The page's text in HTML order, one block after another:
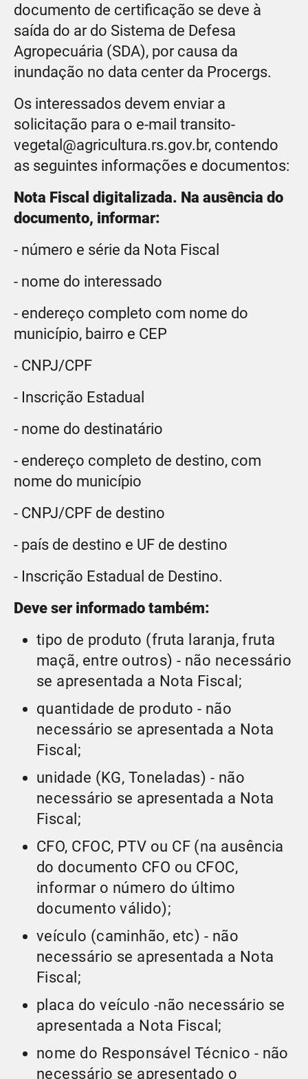
documento de certificação se deve à
saída do ar do Sistema de Defesa
Agropecuária (SDA), por causa da
inundação no data center da Procergs.
Os interessados devem enviar a
solicitação para o e-mail transito-
vegetal@agricultura.rs.gov.br, contendo
as seguintes informações e documentos:
Nota Fiscal digitalizada. Na ausência do
documento, informar:
- número e série da Nota Fiscal
- nome do interessado
- endereço completo com nome do
município, bairro e CEP
- CNPJ/CPF
- Inscrição Estadual
- nome do destinatário
- endereço completo de destino, com
nome do município
- CNPJ/CPF de destino
- país de destino e UF de destino
- Inscrição Estadual de Destino.
Deve ser informado também:
tipo de produto (fruta laranja, fruta
maçã, entre outros) - não necessário
se apresentada a Nota Fiscal;
quantidade de produto - não
necessário se apresentada a Nota
Fiscal;
unidade (KG, Toneladas) - não
necessário se apresentada a Nota
Fiscal;
CFO, CFOC, PTV ou CF (na ausência
do documento CFO ou CFOC,
informar o número do último
documento válido);
veículo (caminhão, etc) - não
necessário se apresentada a Nota
Fiscal;
placa do veículo -não necessário se
apresentada a Nota Fiscal;
nome do Responsável Técnico - não
necessário se apresentado o